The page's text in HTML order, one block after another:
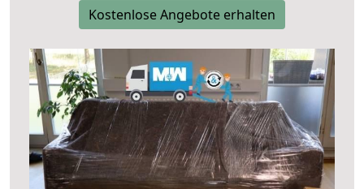
Kostenlose Angebote erhalten